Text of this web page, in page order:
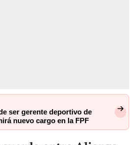
ser gerente deportivo de
nuevo cargo en la FPF